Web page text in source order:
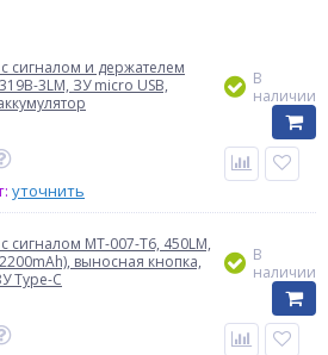
сигналом и держателем
3LM, ЗУ micro USB,
уточнить
В
наличии
сигналом MT-007-T6, 450LM,
выносная кнопка,
Type-C
В
наличии